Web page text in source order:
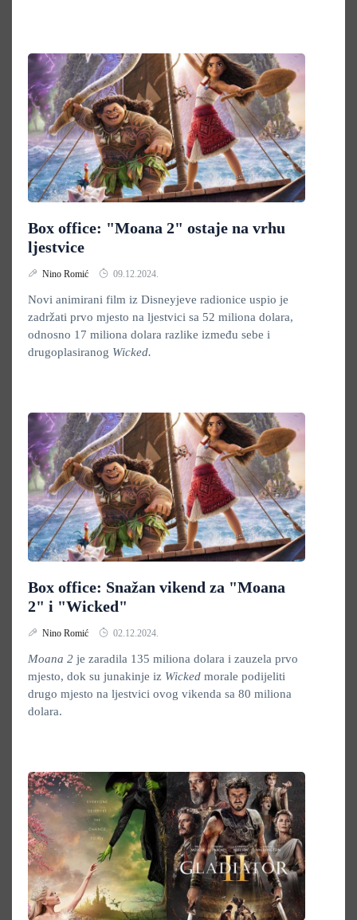
Box office: "Moana 2" ostaje na vrhu
ljestvice
Nino Romić 09.12.2024.
Novi animirani film iz Disneyjeve radionice uspio je
zadržati prvo mjesto na ljestvici sa 52 miliona dolara,
odnosno 17 miliona dolara razlike između sebe i
drugoplasiranog Wicked.
Box office: Snažan vikend za "Moana
2" i "Wicked"
Nino Romić 02.12.2024.
Moana 2 je zaradila 135 miliona dolara i zauzela prvo
mjesto, dok su junakinje iz Wicked morale podijeliti
drugo mjesto na ljestvici ovog vikenda sa 80 miliona
dolara.